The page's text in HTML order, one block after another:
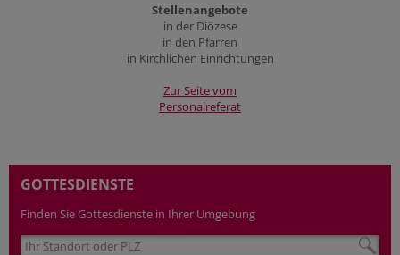
Stellenangebote
in der Diözese
in den Pfarren
in Kirchlichen Einrichtungen
Zur Seite vom
Personalreferat
GOTTESDIENSTE
Finden Sie Gottesdienste in Ihrer Umgebung